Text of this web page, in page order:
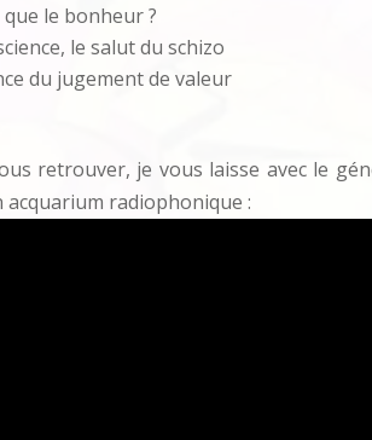
que le bonheur ?
le salut du schizo
du jugement de valeur
retrouver, je vous laisse avec le
acquarium radiophonique :